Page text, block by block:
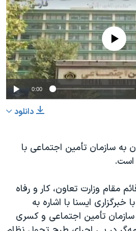
۲۰۲۴
رهبری ایران
No media source
0:00
دانلود
به سازمان تأمین اجتماعی با
است.
مقام وزارت تعاون، کار و رفاه
خبرگزاری ایسنا با اشاره به
تأمین اجتماعی و کسری